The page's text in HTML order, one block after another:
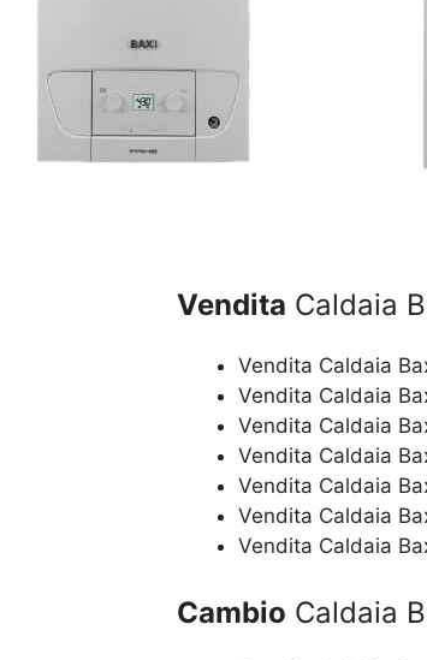
Vendita Caldaia
Vendita Caldaia
Vendita Caldaia
Vendita Caldaia
Vendita Caldaia
Vendita Caldaia
Vendita Caldaia
Vendita Caldaia
Cambio Caldaia